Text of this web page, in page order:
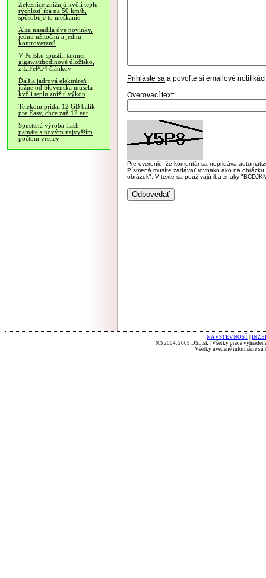
Železnice znižujú kvôli teplu
rýchlosť iba na 50 km/h,
spôsobuje to meškanie
Alza nasadila dve novinky,
jednu užitočnú a jednu
kontroverznú
V Poľsku spustili takmer
gigawatthodinové úložisko,
z LiFePO4 článkov
Ďalšia jadrová elektráreň
južne od Slovenska musela
kvôli teplu znížiť výkon
Telekom pridal 12 GB balík
pre Easy, chce zaň 12 eur
Spustená výroba flash
pamäte s novým najvyšším
počtom vrstiev
Prihláste sa a povoľte si emailové
Overovací text:
Pre overenie, že komentár sa nepridáva
Písmená musíte zadávať rovnako ako na
obrázok". V texte sa používajú iba znaky
NÁVŠTEVNOSŤ
(C) 2004, 2005 DSL.sk | Všetky práva
Všetky uvedené informácie sú